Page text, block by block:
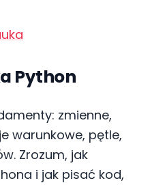
Python
zmienne,
warunkowe, pętle,
Zrozum, jak
i jak pisać kod,